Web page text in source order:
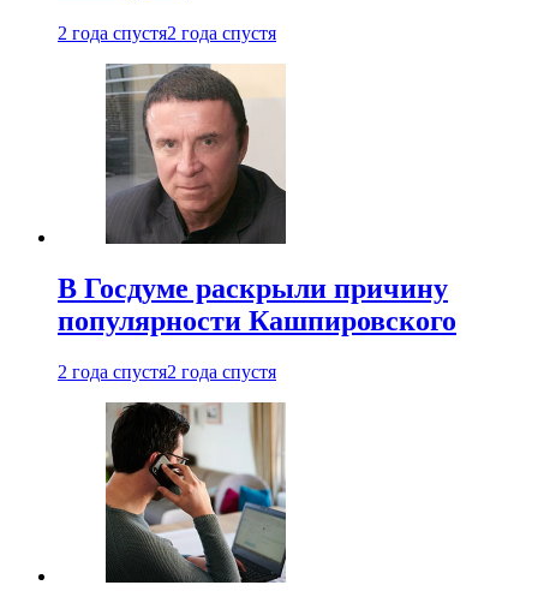
2 года спустя2 года спустя
В Госдуме раскрыли причину
популярности Кашпировского
2 года спустя2 года спустя